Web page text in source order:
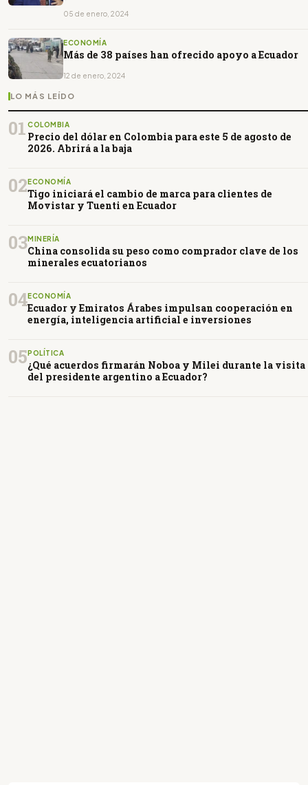
05 de enero, 2024
ECONOMÍA
Más de 38 países han ofrecido apoyo a Ecuador
12 de enero, 2024
LO MÁS LEÍDO
01 COLOMBIA
Precio del dólar en Colombia para este 5 de agosto de
2026. Abrirá a la baja
02ECONOMÍA
Tigo iniciará el cambio de marca para clientes de
Movistar y Tuenti en Ecuador
03MINERÍA
China consolida su peso como comprador clave de los
minerales ecuatorianos
04ECONOMÍA
Ecuador y Emiratos Árabes impulsan cooperación en
energía, inteligencia artificial e inversiones
05POLÍTICA
¿Qué acuerdos firmarán Noboa y Milei durante la visita
del presidente argentino a Ecuador?